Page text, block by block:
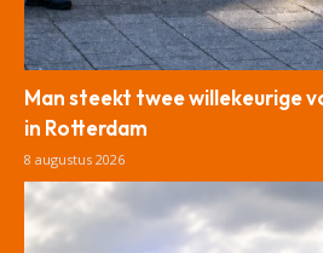
Man steekt twee willekeurige
in Rotterdam
8 augustus 2026